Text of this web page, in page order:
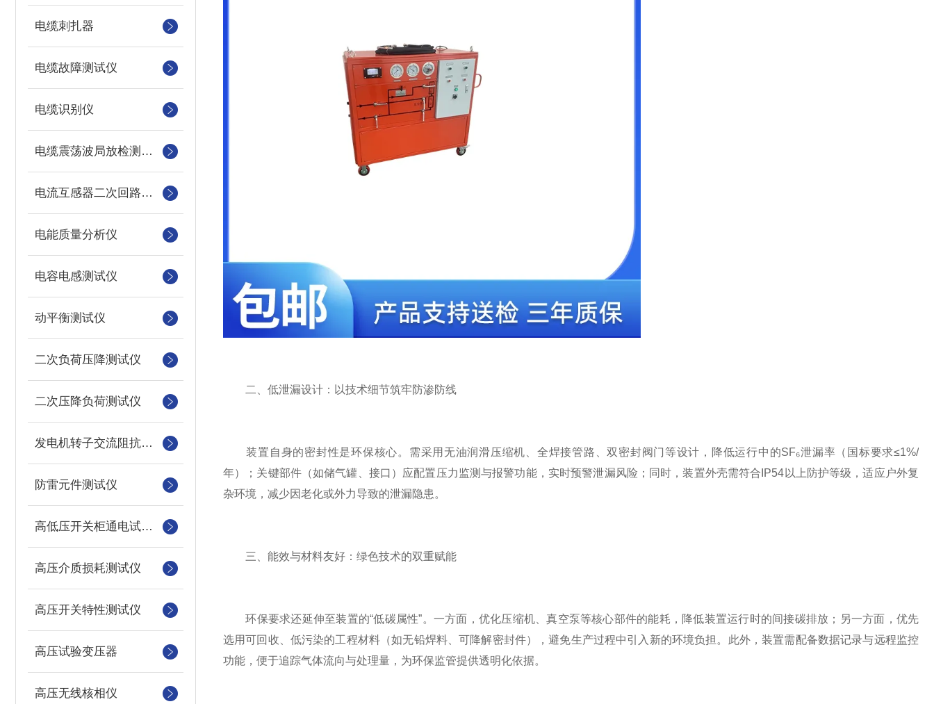
电缆刺扎器
电缆故障测试仪
电缆识别仪
电缆震荡波局放检测装置
电流互感器二次回路测试仪
电能质量分析仪
电容电感测试仪
动平衡测试仪
二次负荷压降测试仪
二次压降负荷测试仪
发电机转子交流阻抗测试仪
防雷元件测试仪
高低压开关柜通电试验台
高压介质损耗测试仪
高压开关特性测试仪
高压试验变压器
高压无线核相仪
二、低泄漏设计：以技术细节筑牢防渗防线
装置自身的密封性是环保核心。需采用无油润滑压缩机、全焊接管路、双密封阀门等设计，降低运行中的SF₆泄漏率（国标要求≤1%/
年）；关键部件（如储气罐、接口）应配置压力监测与报警功能，实时预警泄漏风险；同时，装置外壳需符合IP54以上防护等级，适应户外复
杂环境，减少因老化或外力导致的泄漏隐患。
三、能效与材料友好：绿色技术的双重赋能
环保要求还延伸至装置的“低碳属性”。一方面，优化压缩机、真空泵等核心部件的能耗，降低装置运行时的间接碳排放；另一方面，优先
选用可回收、低污染的工程材料（如无铅焊料、可降解密封件），避免生产过程中引入新的环境负担。此外，装置需配备数据记录与远程监控
功能，便于追踪气体流向与处理量，为环保监管提供透明化依据。